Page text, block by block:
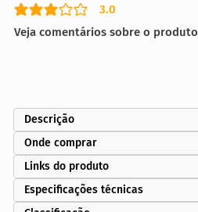
3.0
classificação média é 3 de 5
Veja comentários sobre o produto
Descrição
Onde comprar
Links do produto
Especificações técnicas